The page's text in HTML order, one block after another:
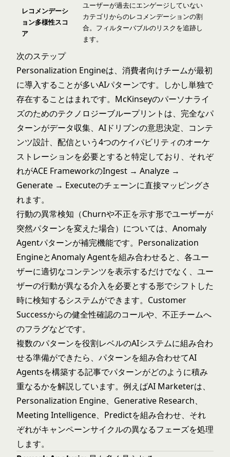
レコメンデーシ
ョン多様性スコ
ア
ユーザーが過去にエンゲージしていない
カテゴリからのレコメンデーションの割
合。フィルターバブルのリスクを追跡し
ます。
次のステップ
Personalization Engineは、消費者向けチームが最初
に導入することが多いAIパターンです。しかし単独で
存在することはまれです。McKinseyのパーソナライ
ズのためのテクノロジーブループリントは、完全なパ
ターンがデータ収集、AIドリブンの意思決定、コンテ
ンツ設計、配信という4つのケイパビリティのオーケ
ストレーションを必要とすると特定しており、それぞ
れがACE FrameworkのIngest → Analyze →
Generate → Executeのチェーンに直接マッピングさ
れます。
行動の異常検知（Churnや不正を示す形でユーザーが
突然パターンを変えた場合）については、 Anomaly
Agentパターンが補完機能です。Personalization
EngineとAnomaly Agentを組み合わせると、各ユー
ザーに適切なコンテンツを表示するだけでなく、ユー
ザーの行動が異なる介入を必要とする形でシフトした
時に検知するシステムができます。Customer
Successからの健全性確認のコールや、不正チームへ
のフラグなどです。
複数のパターンを役割レベルのAIシステムに組み合わ
せる準備ができたら、 パターンを組み合わせてAI
Agentsを構築する記事でパターンがどのように積み
重なるかを解説しています。例えばAI Marketerは、
Personalization Engine、Generative Research、
Meeting Intelligence、Predictを組み合わせ、それ
ぞれがキャンペーンサイクルの異なるフェーズを処理
します。